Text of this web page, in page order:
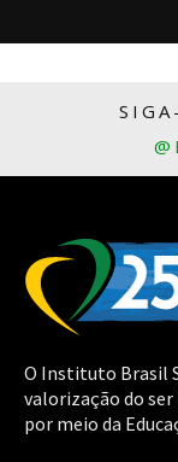
O Instituto Brasil
valorização do
por meio da